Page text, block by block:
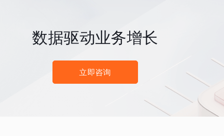
数据驱动业务增长
立即咨询